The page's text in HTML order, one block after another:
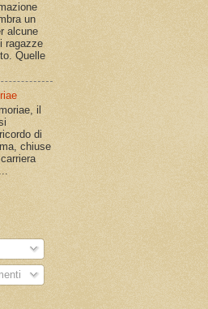
un
alcune
ragazze
Quelle
il
di
chiuse